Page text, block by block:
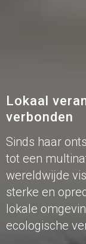
Lokaal
verbonden
Sinds haar
tot een
wereldwijde
sterke en
lokale
ecologische